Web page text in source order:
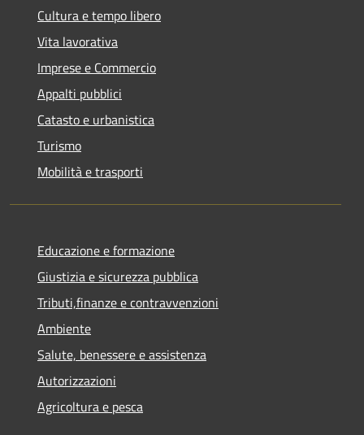
Cultura e tempo libero
Vita lavorativa
Imprese e Commercio
Appalti pubblici
Catasto e urbanistica
Turismo
Mobilità e trasporti
Educazione e formazione
Giustizia e sicurezza pubblica
Tributi,finanze e contravvenzioni
Ambiente
Salute, benessere e assistenza
Autorizzazioni
Agricoltura e pesca